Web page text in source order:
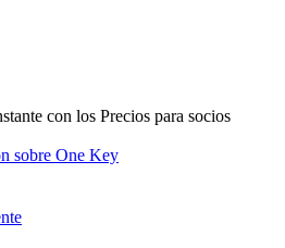
con los Precios para socios
sobre One Key